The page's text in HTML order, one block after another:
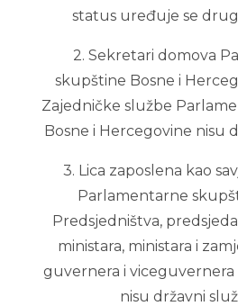
status uređuje se
2. Sekretari domova
skupštine Bosne i
Zajedničke službe
Bosne i Hercegovine nisu
3. Lica zaposlena kao
Parlamentarne
Predsjedništva,
ministara, ministara i
guvernera i
nisu državni